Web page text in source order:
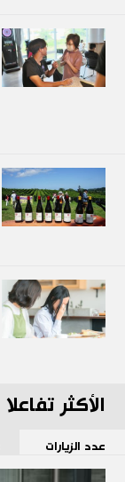
لايف ستايل
الأكثر تفاعلا
عدد الزيارات